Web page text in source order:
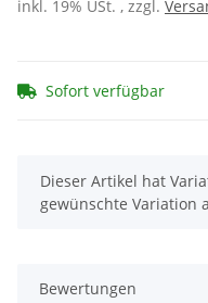
inkl. 19% USt. , zzgl.
Sofort verfügbar
x
Dieser Artikel hat
gewünschte Variation
Bewertungen